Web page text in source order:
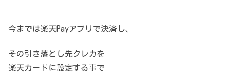
今までは楽天Payアプリで決済し、
その引き落とし先クレカを
楽天カードに設定する事で